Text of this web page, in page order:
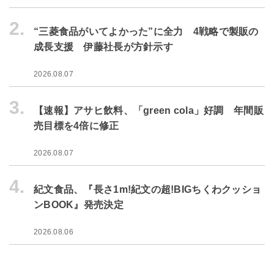
2.
“三菱食品がいてよかった”に全力 4戦略で製販の
成長支援 伊藤社長が方針示す
2026.08.07
3.
【速報】アサヒ飲料、「green cola」好調 年間販
売目標を4倍に修正
2026.08.07
4.
紀文食品、『長さ1m!紀文の超!BIGちくわクッショ
ンBOOK』発売決定
2026.08.06